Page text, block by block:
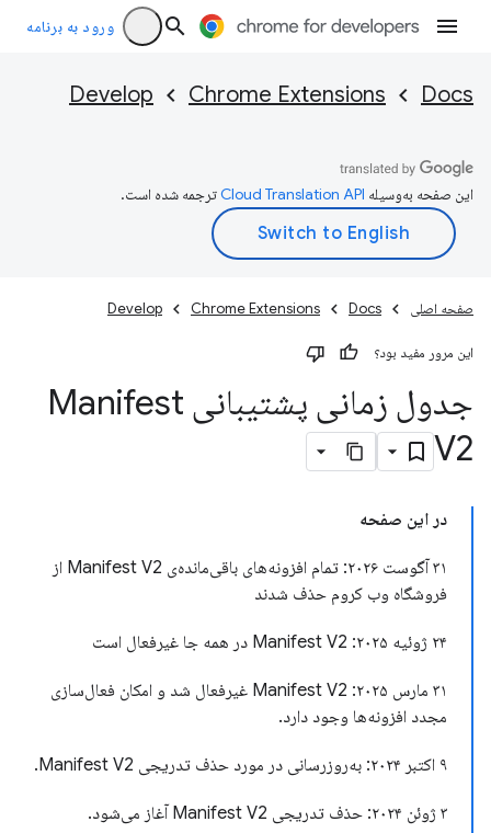
ورود به برنامه
Docs
Chrome Extensions
Develop
این صفحه به‌وسیله ترجمه شده است.
صفحه اصلی Docs
Chrome Extensions
Develop
این مرور مفید بود؟
جدول زمانی پشتیبانی Manifest
V2
در این صفحه
۳۱ آگوست ۲۰۲۶: تمام افزونه‌های باقی‌مانده‌ی Manifest V2 از
فروشگاه وب کروم حذف شدند
۲۴ ژوئیه ۲۰۲۵: Manifest V2 در همه جا غیرفعال است
۳۱ مارس ۲۰۲۵: Manifest V2 غیرفعال شد و امکان فعال‌سازی
مجدد افزونه‌ها وجود دارد.
۹ اکتبر ۲۰۲۴: به‌روزرسانی در مورد حذف تدریجی Manifest V2.
۳ ژوئن ۲۰۲۴: حذف تدریجی Manifest V2 آغاز می‌شود.